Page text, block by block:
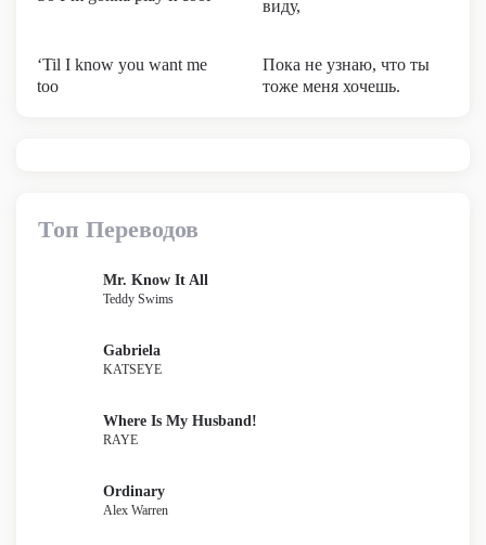
виду,
‘Til I know you want me
too
Пока не узнаю, что ты
тоже меня хочешь.
Топ Переводов
Mr. Know It All
Teddy Swims
Gabriela
KATSEYE
Where Is My Husband!
RAYE
Ordinary
Alex Warren